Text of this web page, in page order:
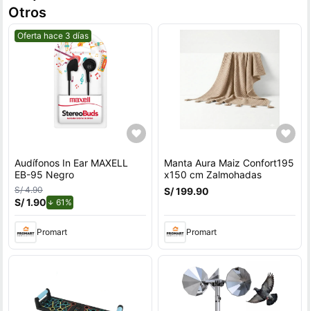
Otros
Mejor precio.
Oferta hace 3 días
Audífonos In Ear MAXELL
EB-95 Negro
S/ 4.90
S/ 1.90 61%
Promart
Manta Aura Maiz Confort195
x150 cm Zalmohadas
S/ 199.90
Promart